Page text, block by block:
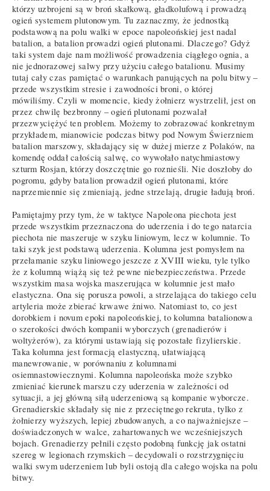
którzy uzbrojeni są w broń skałkową, gładkolufową i prowadzą
ogień systemem plutonowym. Tu zaznaczmy, że jednostką
podstawową na polu walki w epoce napoleońskiej jest nadal
batalion, a batalion prowadzi ogień plutonami. Dlaczego? Gdyż
taki system daje nam możliwość prowadzenia ciągłego ognia, a
nie jednorazowej salwy przy użyciu całego batalionu. Musimy
tutaj cały czas pamiętać o warunkach panujących na polu bitwy –
przede wszystkim stresie i zawodności broni, o której
mówiliśmy. Czyli w momencie, kiedy żołnierz wystrzelił, jest on
przez chwilę bezbronny – ogień plutonami pozwalał
przezwyciężyć ten problem. Możemy to zobrazować konkretnym
przykładem, mianowicie podczas bitwy pod Nowym Świerzniem
batalion marszowy, składający się w dużej mierze z Polaków, na
komendę oddał całością salwę, co wywołało natychmiastowy
szturm Rosjan, którzy doszczętnie go roznieśli. Nie doszłoby do
pogromu, gdyby batalion prowadził ogień plutonami, które
naprzemiennie się zmieniają, jedne strzelają, drugie ładują broń.
Pamiętajmy przy tym, że w taktyce Napoleona piechota jest
przede wszystkim przeznaczona do uderzenia i do tego natarcia
piechota nie maszeruje w szyku liniowym, lecz w kolumnie. To
taki szyk jest podstawą uderzenia. Kolumna jest pomysłem na
przełamanie szyku liniowego jeszcze z XVIII wieku, tyle tylko
że z kolumną wiążą się też pewne niebezpieczeństwa. Przede
wszystkim masa wojska maszerująca w kolumnie jest mało
elastyczna. Ona się porusza powoli, a strzelająca do takiego celu
artyleria może zbierać krwawe żniwo. Natomiast to, co jest
dorobkiem i novum epoki napoleońskiej, to kolumna batalionowa
o szerokości dwóch kompanii wyborczych (grenadierów i
woltyżerów), za którymi ustawiają się pozostałe fizylierskie.
Taka kolumna jest formacją elastyczną, ułatwiającą
manewrowanie, w porównaniu z kolumnami
osiemnastowiecznymi. Kolumna napoleońska może szybko
zmieniać kierunek marszu czy uderzenia w zależności od
sytuacji, a jej główną siłą uderzeniową są kompanie wyborcze.
Grenadierskie składały się nie z przeciętnego rekruta, tylko z
żołnierzy wyższych, lepiej zbudowanych, a co najważniejsze –
doświadczonych w walce, zahartowanych we wcześniejszych
bojach. Grenadierzy pełnili często podobną funkcję jak ostatni
szereg w legionach rzymskich – decydowali o rozstrzygnięciu
walki swym uderzeniem lub byli ostoją dla całego wojska na polu
bitwy.